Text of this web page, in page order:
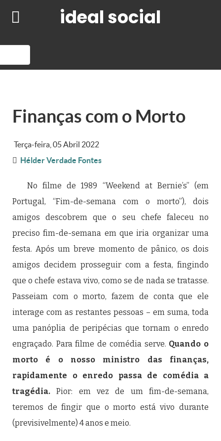
ideal social
Finanças com o Morto
Terça-feira, 05 Abril 2022
Hélder Verdade Fontes
No filme de 1989 “Weekend at Bernie’s” (em
Portugal, “Fim-de-semana com o morto”), dois
amigos descobrem que o seu chefe faleceu no
preciso fim-de-semana em que iria organizar uma
festa. Após um breve momento de pânico, os dois
amigos decidem prosseguir com a festa, fingindo
que o chefe estava vivo, como se de nada se tratasse.
Passeiam com o morto, fazem de conta que ele
interage com as restantes pessoas – em suma, toda
uma panóplia de peripécias que tornam o enredo
engraçado. Para filme de comédia serve. Quando o
morto é o nosso ministro das finanças,
rapidamente o enredo passa de comédia a
tragédia.Pior: em vez de um fim-de-semana,
teremos de fingir que o morto está vivo durante
(previsivelmente) 4 anos e meio.